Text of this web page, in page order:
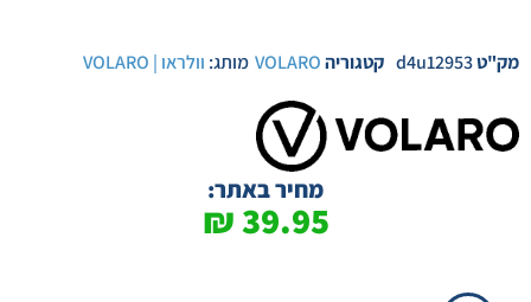
מק"טd4u12953 קטגוריהVOLARO מותג: וולראו | VOLARO
מחיר באתר:
39.95
₪